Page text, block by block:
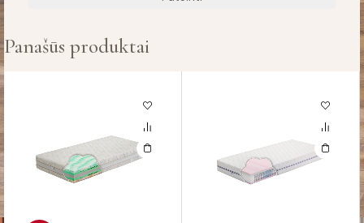
Panašūs produktai